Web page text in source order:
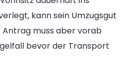
kann sein Umzugsgut
muss aber vorab
bevor der Transport